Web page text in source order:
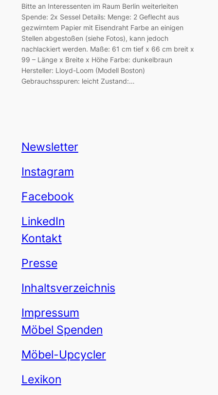
Bitte an Interessenten im Raum Berlin weiterleiten
Spende: 2x Sessel Details: Menge: 2 Geflecht aus
gezwirntem Papier mit Eisendraht Farbe an einigen
Stellen abgestoßen (siehe Fotos), kann jedoch
nachlackiert werden. Maße: 61 cm tief x 66 cm breit x
99 – Länge x Breite x Höhe Farbe: dunkelbraun
Hersteller: Lloyd-Loom (Modell Boston)
Gebrauchsspuren: leicht Zustand:…
Newsletter
Instagram
Facebook
LinkedIn
Kontakt
Presse
Inhaltsverzeichnis
Impressum
Möbel Spenden
Möbel-Upcycler
Lexikon